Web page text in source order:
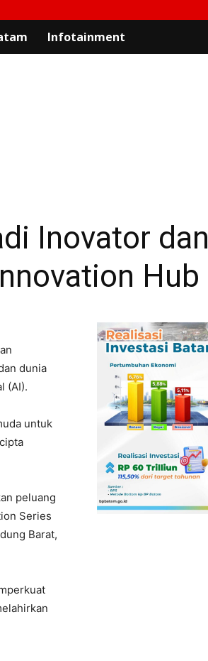
Infotainment
Inovator dan
Hub
dunia
(AI).
untuk
peluang
Series
Barat,